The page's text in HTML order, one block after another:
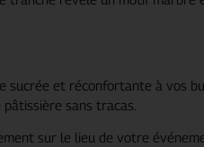
sucrée et réconfortante à vos
sans tracas.
sur le lieu de votre